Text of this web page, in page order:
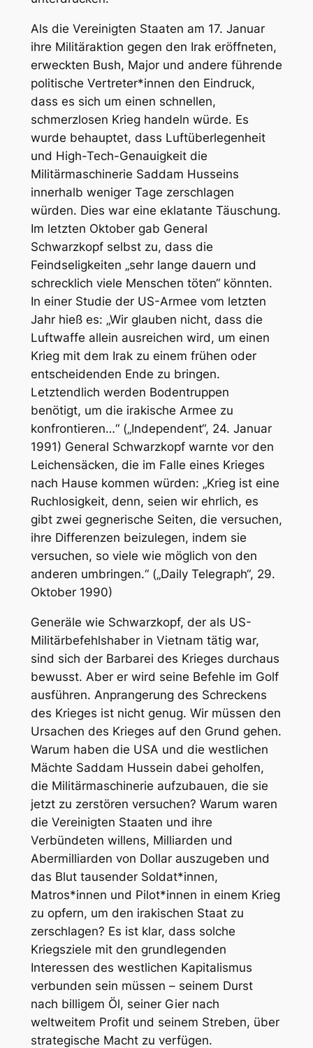
Als die Vereinigten Staaten am 17. Januar
ihre Militäraktion gegen den Irak eröffneten,
erweckten Bush, Major und andere führende
politische Vertreter*innen den Eindruck,
dass es sich um einen schnellen,
schmerzlosen Krieg handeln würde. Es
wurde behauptet, dass Luftüberlegenheit
und High-Tech-Genauigkeit die
Militärmaschinerie Saddam Husseins
innerhalb weniger Tage zerschlagen
würden. Dies war eine eklatante Täuschung.
Im letzten Oktober gab General
Schwarzkopf selbst zu, dass die
Feindseligkeiten „sehr lange dauern und
schrecklich viele Menschen töten“ könnten.
In einer Studie der US-Armee vom letzten
Jahr hieß es: „Wir glauben nicht, dass die
Luftwaffe allein ausreichen wird, um einen
Krieg mit dem Irak zu einem frühen oder
entscheidenden Ende zu bringen.
Letztendlich werden Bodentruppen
benötigt, um die irakische Armee zu
konfrontieren…“ („Independent“, 24. Januar
1991) General Schwarzkopf warnte vor den
Leichensäcken, die im Falle eines Krieges
nach Hause kommen würden: „Krieg ist eine
Ruchlosigkeit, denn, seien wir ehrlich, es
gibt zwei gegnerische Seiten, die versuchen,
ihre Differenzen beizulegen, indem sie
versuchen, so viele wie möglich von den
anderen umbringen.“ („Daily Telegraph“, 29.
Oktober 1990)
Generäle wie Schwarzkopf, der als US-
Militärbefehlshaber in Vietnam tätig war,
sind sich der Barbarei des Krieges durchaus
bewusst. Aber er wird seine Befehle im Golf
ausführen. Anprangerung des Schreckens
des Krieges ist nicht genug. Wir müssen den
Ursachen des Krieges auf den Grund gehen.
Warum haben die USA und die westlichen
Mächte Saddam Hussein dabei geholfen,
die Militärmaschinerie aufzubauen, die sie
jetzt zu zerstören versuchen? Warum waren
die Vereinigten Staaten und ihre
Verbündeten willens, Milliarden und
Abermilliarden von Dollar auszugeben und
das Blut tausender Soldat*innen,
Matros*innen und Pilot*innen in einem Krieg
zu opfern, um den irakischen Staat zu
zerschlagen? Es ist klar, dass solche
Kriegsziele mit den grundlegenden
Interessen des westlichen Kapitalismus
verbunden sein müssen – seinem Durst
nach billigem Öl, seiner Gier nach
weltweitem Profit und seinem Streben, über
strategische Macht zu verfügen.